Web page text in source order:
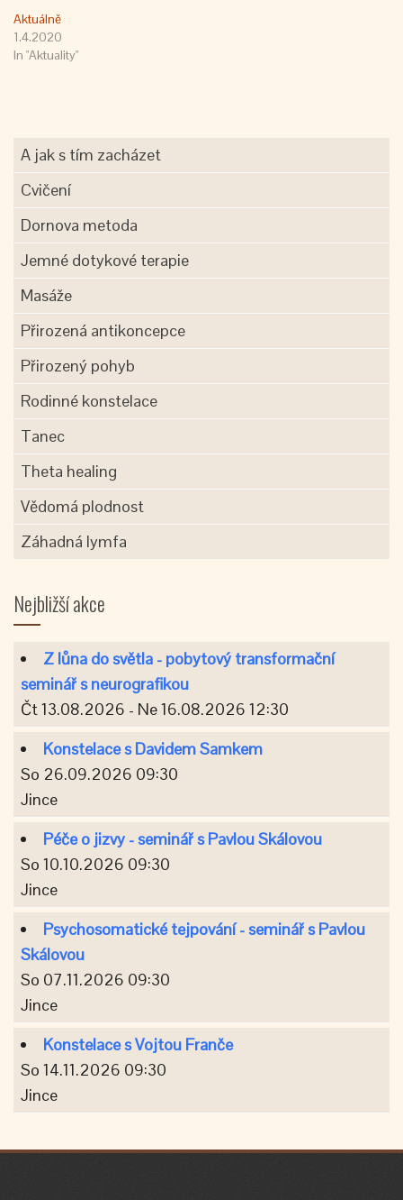
Aktuálně
1.4.2020
In "Aktuality"
A jak s tím zacházet
Cvičení
Dornova metoda
Jemné dotykové terapie
Masáže
Přirozená antikoncepce
Přirozený pohyb
Rodinné konstelace
Tanec
Theta healing
Vědomá plodnost
Záhadná lymfa
Nejbližší akce
Z lůna do světla - pobytový transformační
seminář s neurografikou
Čt 13.08.2026 - Ne 16.08.2026 12:30
Konstelace s Davidem Samkem
So 26.09.2026 09:30
Jince
Péče o jizvy - seminář s Pavlou Skálovou
So 10.10.2026 09:30
Jince
Psychosomatické tejpování - seminář s Pavlou
Skálovou
So 07.11.2026 09:30
Jince
Konstelace s Vojtou Franče
So 14.11.2026 09:30
Jince